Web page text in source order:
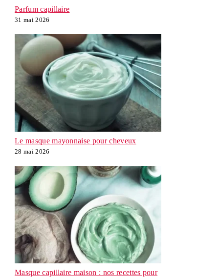
Parfum capillaire
31 mai 2026
Le masque mayonnaise pour cheveux
28 mai 2026
Masque capillaire maison : nos recettes pour